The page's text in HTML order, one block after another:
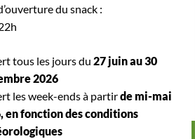
du snack :
tous les jours du 27 juin au 30
2026
les week-ends à partirde mi-mai
en fonction des conditions